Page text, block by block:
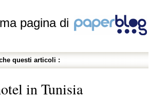
pagina di
questi articoli :
in Tunisia